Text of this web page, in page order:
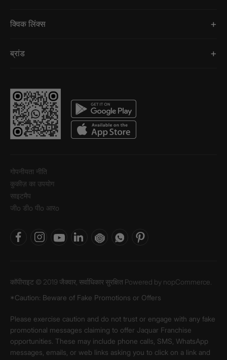
क्विक लिंक्स
ब्रांड
गोपनीयता नीति
कुकीज़ का उपयोग
साइटमैप
जीo डीo पीo आरo
कॉपीराइट © 2019 जैक्वार, सर्वाधिकार सुरक्षित Powered by nopCommerce.
*Caution: Beware of Fake Promotions or Offers
Please exercise caution and do not trust or engage with any fake
promotional messages claiming to offer Jaquar Franchise
opportunities. These may include phone calls, SMS, WhatsApp
messages, emails, or web links asking you to click on a link and